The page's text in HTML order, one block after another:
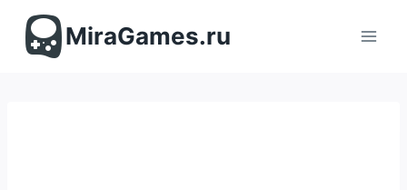
содержимомуMiraGames.ru